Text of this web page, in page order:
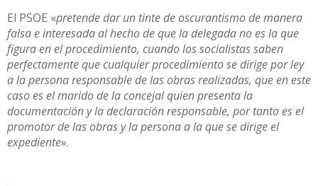
El PSOE «pretende dar un tinte de oscurantismo de manera
falsa e interesada al hecho de que la delegada no es la que
figura en el procedimiento, cuando los socialistas saben
perfectamente que cualquier procedimiento se dirige por ley
a la persona responsable de las obras realizadas, que en este
caso es el marido de la concejal quien presenta la
documentación y la declaración responsable, por tanto es el
promotor de las obras y la persona a la que se dirige el
expediente».